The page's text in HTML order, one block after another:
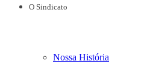
O Sindicato
Nossa História